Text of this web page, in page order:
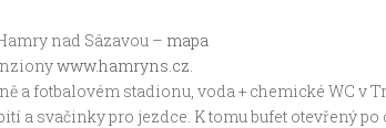
nad Sázavou – mapa
www.hamryns.cz.
a fotbalovém stadionu, voda + chemické WC v
a svačinky pro jezdce. K tomu bufet otevřený po